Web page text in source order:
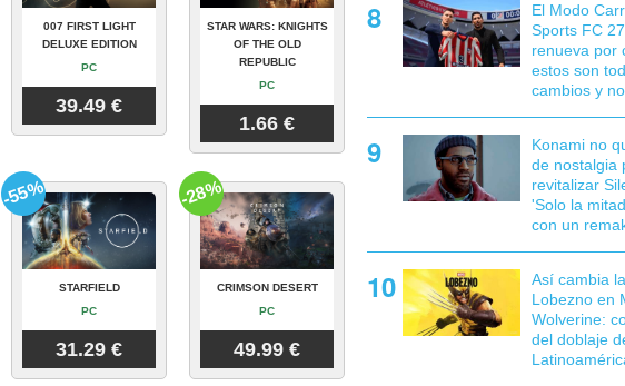
007 FIRST LIGHT
DELUXE EDITION
PC
39.49 €
STAR WARS: KNIGHTS
OF THE OLD
REPUBLIC
PC
1.66 €
STARFIELD
PC
31.29 €
-55%
CRIMSON DESERT
PC
49.99 €
-28%
El Modo
Sports FC
renueva por
estos son
cambios y
Konami no
de nostalgia
revitalizar
'Solo la
con un
Así cambia
Lobezno en
Wolverine:
del doblaje